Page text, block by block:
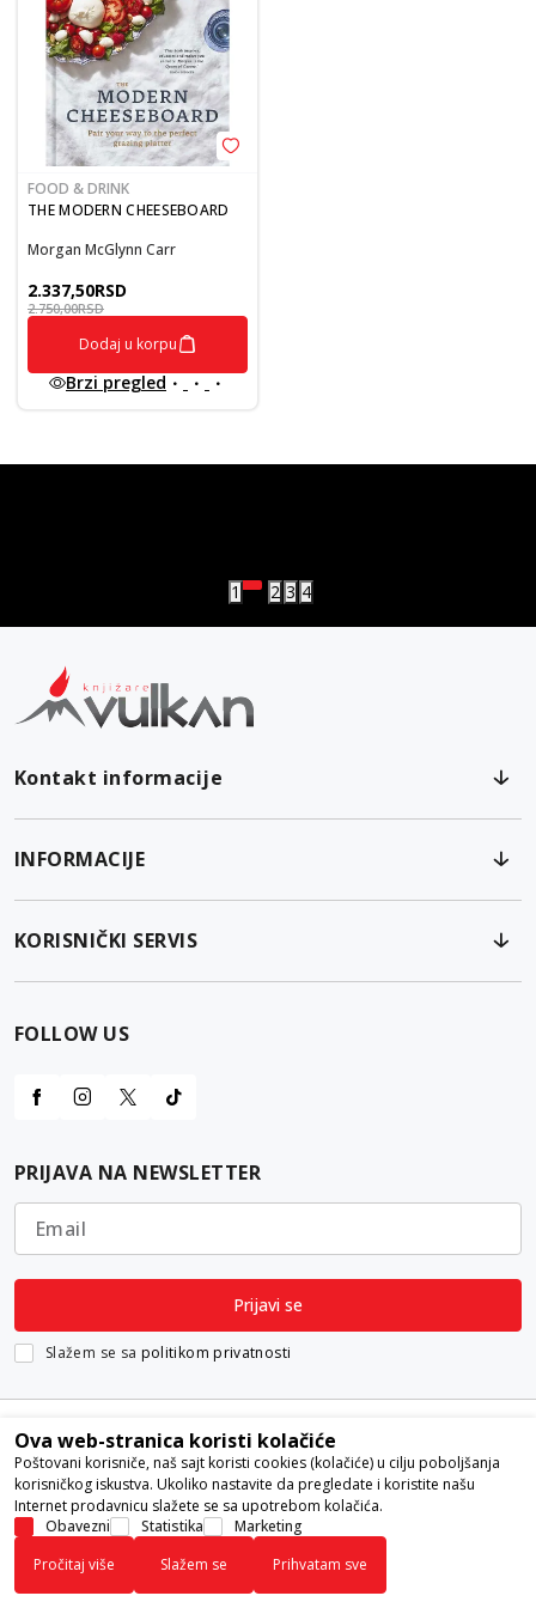
FOOD & DRINK
THE MODERN CHEESEBOARD
Morgan McGlynn Carr
2.337,50RSD
2.750,00RSD
Dodaj u korpu
Brzi pregled
1 2 3 4
Kontakt informacije
INFORMACIJE
KORISNIČKI SERVIS
FOLLOW US
PRIJAVA NA NEWSLETTER
Email
Prijavi se
Slažem se sa politikom privatnosti
Nastojimo da budemo što precizniji u opisu proizvoda, prikazu slika i
samih cena, ali ne možemo garantovati da su sve informacije kompletne i
bez grešaka. Svi artikli prikazani na sajtu su deo naše ponude i ne
podrazumeva da su dostupni u svakom trenutku.
Ova web-stranica koristi kolačiće
Poštovani korisniče, naš sajt koristi cookies (kolačiće) u cilju poboljšanja
korisničkog iskustva. Ukoliko nastavite da pregledate i koristite našu
Internet prodavnicu slažete se sa upotrebom kolačića.
Obavezni
Statistika
Marketing
Pročitaj više
Slažem se Prihvatam sve